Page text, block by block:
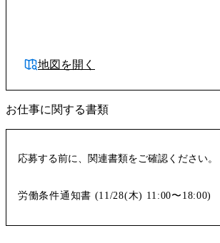
地図を開く
お仕事に関する書類
応募する前に、関連書類をご確認ください。
労働条件通知書 (11/28(木) 11:00〜18:00)